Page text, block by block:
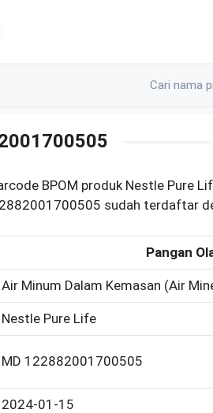
BPOM produk Nestle Pure
sudah terdaftar
Pangan
Air Minum Dalam Kemasan (Air
Nestle Pure Life
MD 122882001700505
2024-01-15